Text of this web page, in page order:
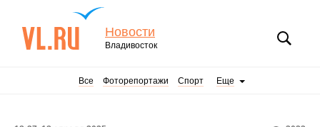
Новости
Владивосток
Все Фоторепортажи Спорт Еще